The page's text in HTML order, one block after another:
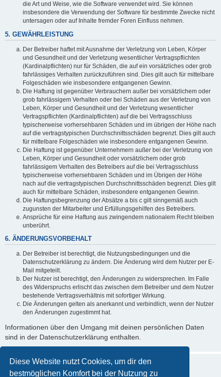
Diese Website nutzt Cookies, um dir den
bestmöglichen Komfort bei der Nutzung zu
die Art und Weise, wie die Software verwendet wird. Sie können
insbesondere die Verwendung der Software für bestimmte Zwecke nicht
untersagen oder auf Inhalte fremder Foren Einfluss nehmen.
5. GEWÄHRLEISTUNG
Der Betreiber haftet mit Ausnahme der Verletzung von Leben, Körper
und Gesundheit und der Verletzung wesentlicher Vertragspflichten
(Kardinalpflichten) nur für Schäden, die auf ein vorsätzliches oder grob
fahrlässiges Verhalten zurückzuführen sind. Dies gilt auch für mittelbare
Folgeschäden wie insbesondere entgangenen Gewinn.
Die Haftung ist gegenüber Verbrauchern außer bei vorsätzlichem oder
grob fahrlässigem Verhalten oder bei Schäden aus der Verletzung von
Leben, Körper und Gesundheit und der Verletzung wesentlicher
Vertragspflichten (Kardinalpflichten) auf die bei Vertragsschluss
typischerweise vorhersehbaren Schäden und im übrigen der Höhe nach
auf die vertragstypischen Durchschnittsschäden begrenzt. Dies gilt auch
für mittelbare Folgeschäden wie insbesondere entgangenen Gewinn.
Die Haftung ist gegenüber Unternehmern außer bei der Verletzung von
Leben, Körper und Gesundheit oder vorsätzlichem oder grob
fahrlässigem Verhalten des Betreibers auf die bei Vertragsschluss
typischerweise vorhersehbaren Schäden und im Übrigen der Höhe
nach auf die vertragstypischen Durchschnittsschäden begrenzt. Dies gilt
auch für mittelbare Schäden, insbesondere entgangenen Gewinn.
Die Haftungsbegrenzung der Absätze a bis c gilt sinngemäß auch
zugunsten der Mitarbeiter und Erfüllungsgehilfen des Betreibers.
Ansprüche für eine Haftung aus zwingendem nationalem Recht bleiben
unberührt.
6. ÄNDERUNGSVORBEHALT
Der Betreiber ist berechtigt, die Nutzungsbedingungen und die
Datenschutzerklärung zu ändern. Die Änderung wird dem Nutzer per E-
Mail mitgeteilt.
Der Nutzer ist berechtigt, den Änderungen zu widersprechen. Im Falle
des Widerspruchs erlischt das zwischen dem Betreiber und dem Nutzer
bestehende Vertragsverhältnis mit sofortiger Wirkung.
Die Änderungen gelten als anerkannt und verbindlich, wenn der Nutzer
den Änderungen zugestimmt hat.
Informationen über den Umgang mit deinen persönlichen Daten
sind in der Datenschutzerklärung enthalten.